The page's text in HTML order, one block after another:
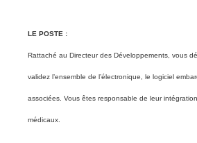
LE POSTE :
Rattaché au Directeur des Développements, vous
validez l’ensemble de l’électronique, le logiciel
associées. Vous êtes responsable de leur
médicaux.